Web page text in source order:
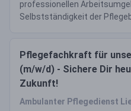
professionellen
Selbstständigkeit der
Pflegefachkraft für
(m/w/d) - Sichere Dir
Zukunft!
Ambulanter Pflegedienst